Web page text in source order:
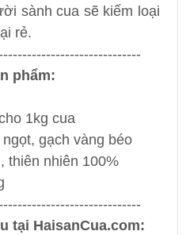
sành cua sẽ kiếm loại
rẻ.
phẩm:
1kg cua
gạch vàng béo
thiên nhiên 100%
tại HaisanCua.com: